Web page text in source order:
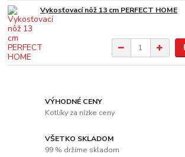
Vykosťovací nôž 13 cm PERFECT HOME
VÝHODNÉ CENY
Kotlíky za nízke ceny
VŠETKO SKLADOM
99 % držíme skladom